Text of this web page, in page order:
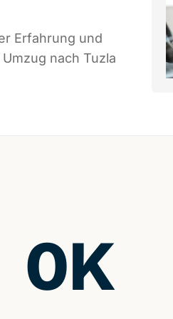
Erfahrung und
nach Tuzla
0K